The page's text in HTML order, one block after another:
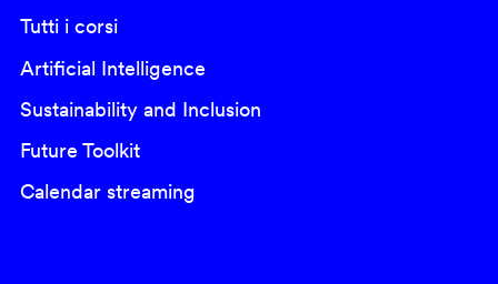
Tutti i corsi
Artificial Intelligence
Sustainability and Inclusion
Future Toolkit
Calendar streaming